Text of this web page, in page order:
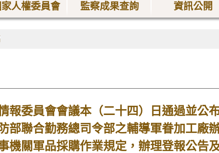
家人權委員會 監察成果查詢 資訊公開
委員會會議本（二十四）日通過並公
部聯合勤務總司令部之輔導軍眷加工廠
機關軍品採購作業規定，辦理登報公告